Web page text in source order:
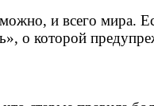
и всего
о которой